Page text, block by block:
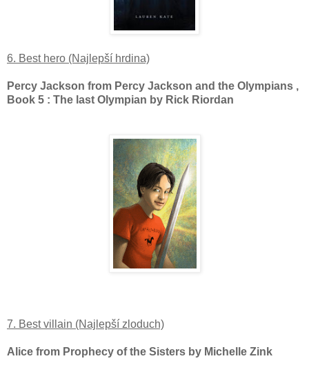
6. Best hero (Najlepší hrdina)
Percy Jackson from Percy Jackson and the Olympians ,
Book 5 : The last Olympian by Rick Riordan
7. Best villain (Najlepší zloduch)
Alice from Prophecy of the Sisters by Michelle Zink